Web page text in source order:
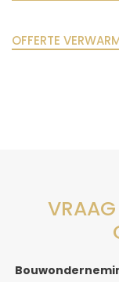
OFFERTE
VRAAG